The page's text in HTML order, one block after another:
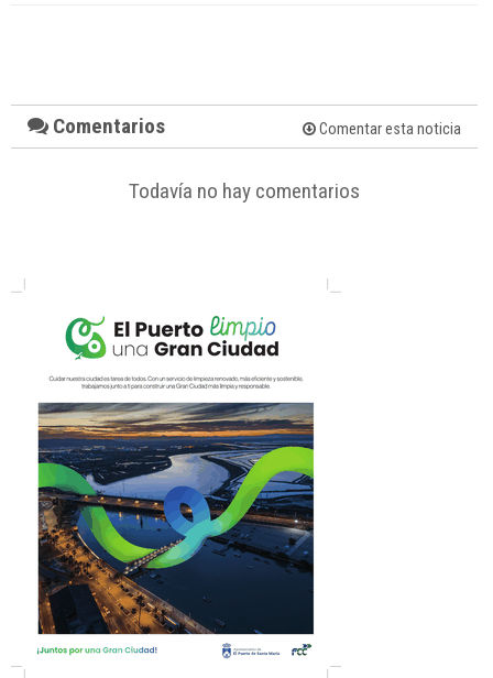
Comentarios Comentar esta noticia
Todavía no hay comentarios